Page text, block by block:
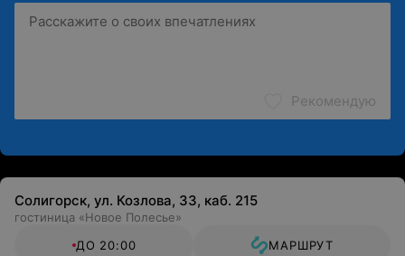
Рекомендую
Солигорск, ул. Козлова, 33, каб. 215
гостиница «Новое Полесье»
ДО 20:00
МАРШРУТ